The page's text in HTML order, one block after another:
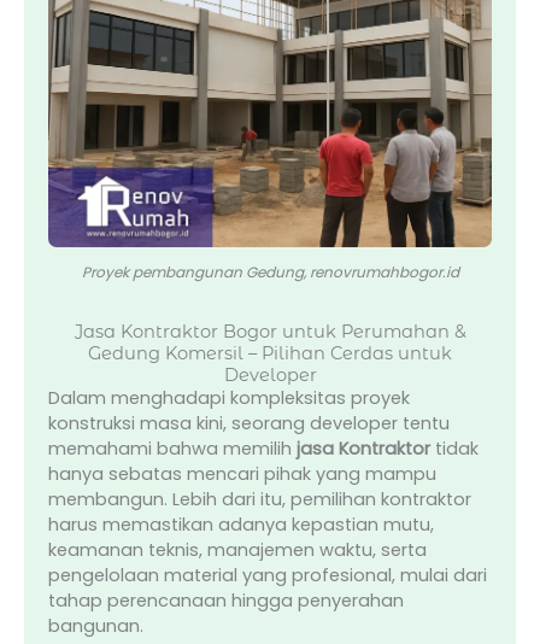
Proyek pembangunan Gedung, renovrumahbogor.id
Jasa Kontraktor Bogor untuk Perumahan &
Gedung Komersil – Pilihan Cerdas untuk
Developer
Dalam menghadapi kompleksitas proyek
konstruksi masa kini, seorang developer tentu
memahami bahwa memilih jasa Kontraktortidak
hanya sebatas mencari pihak yang mampu
membangun. Lebih dari itu, pemilihan kontraktor
harus memastikan adanya kepastian mutu,
keamanan teknis, manajemen waktu, serta
pengelolaan material yang profesional, mulai dari
tahap perencanaan hingga penyerahan
bangunan.